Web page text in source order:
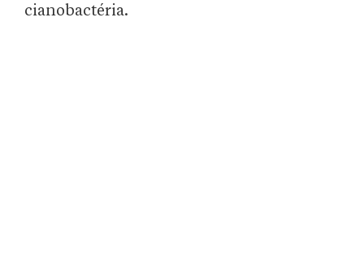
cianobactéria.